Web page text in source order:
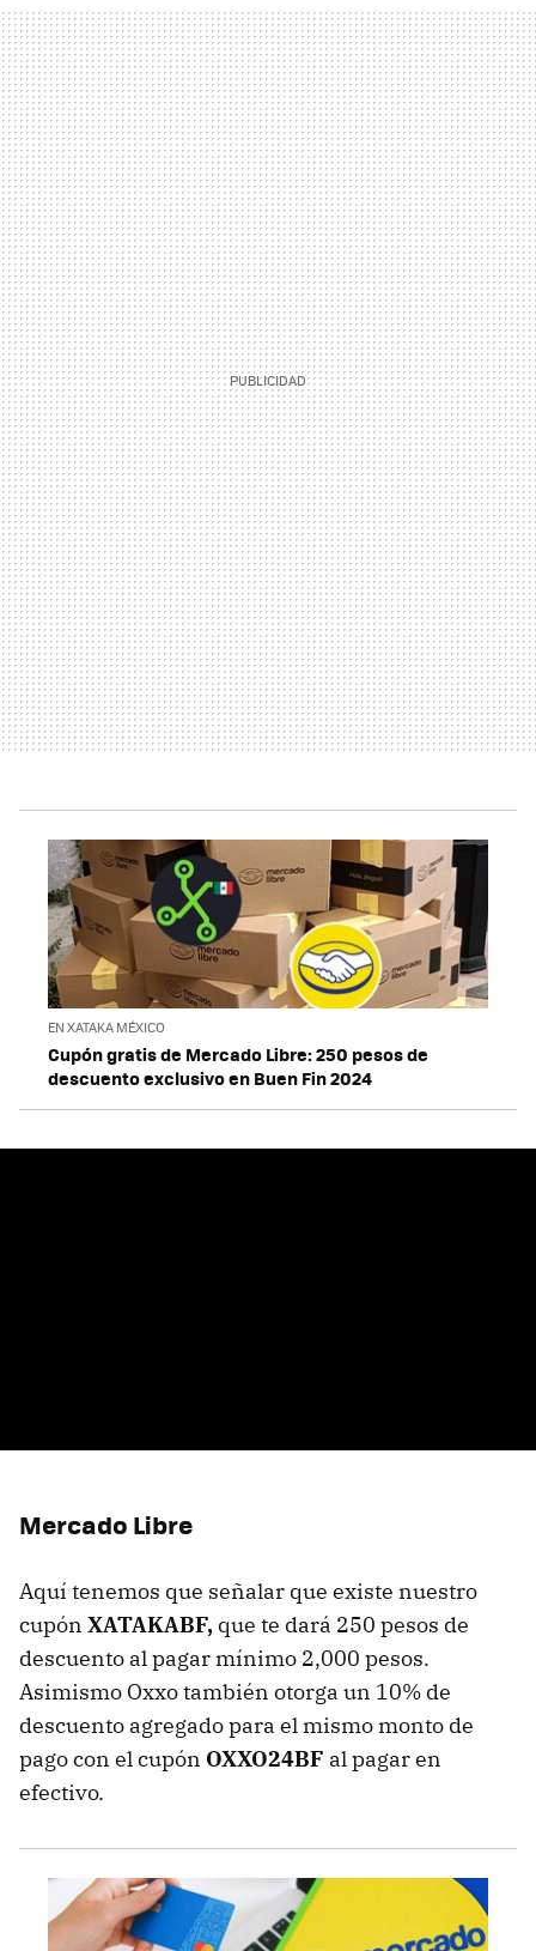
EN XATAKA MÉXICO
Cupón gratis de Mercado Libre: 250 pesos de
descuento exclusivo en Buen Fin 2024
Mercado Libre
Aquí tenemos que señalar que existe nuestro
cupón XATAKABF, que te dará 250 pesos de
descuento al pagar mínimo 2,000 pesos.
Asimismo Oxxo también otorga un 10% de
descuento agregado para el mismo monto de
pago con el cupón OXXO24BF al pagar en
efectivo.